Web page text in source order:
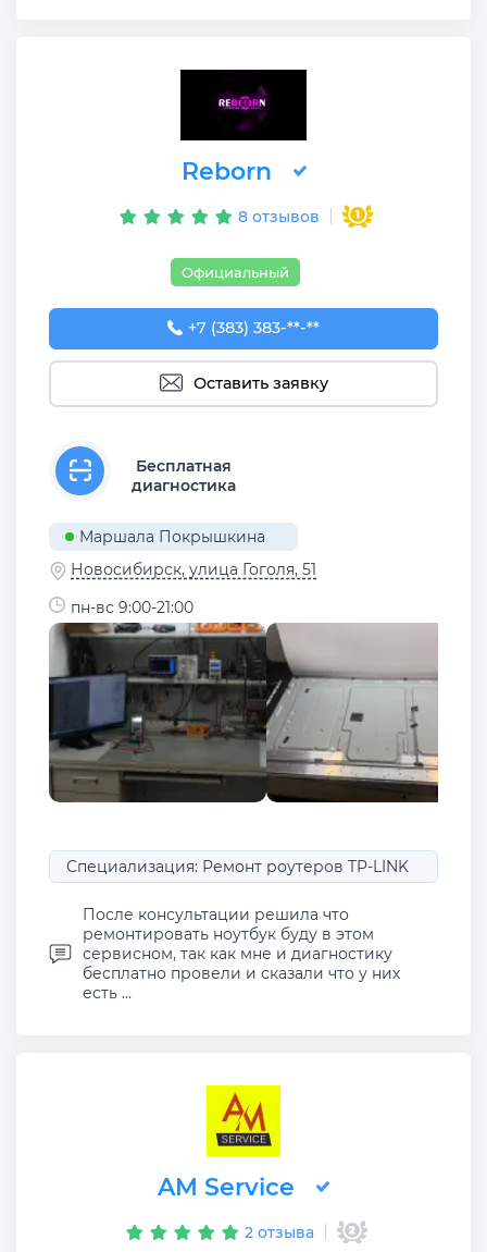
Reborn
8 отзывов
Официальный
+7 (383) 383-29-30
+7 (383) 383-**-**
Оставить заявку
Бесплатная
диагностика
Маршала Покрышкина
Новосибирск, улица Гоголя, 51
пн-вс 9:00-21:00
Специализация: Ремонт роутеров TP-LINK
После консультации решила что
ремонтировать ноутбук буду в этом
сервисном, так как мне и диагностику
бесплатно провели и сказали что у них
есть ...
AM Service
2 отзыва